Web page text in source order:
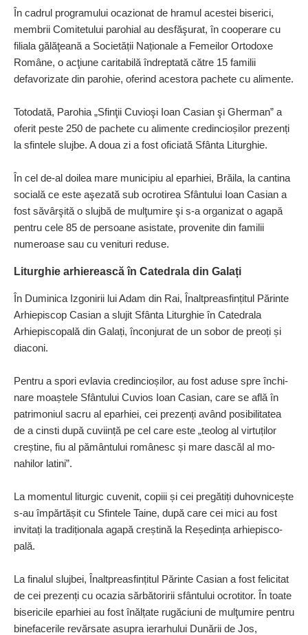
În cadrul programului ocazio­nat de hramul acestei biserici,
membrii Comitetului parohial au desfăşurat, în cooperare cu
filiala gălăţeană a Societății Naționale a Femeilor Ortodoxe
Române, o acţiune caritabilă îndreptată către 15 familii
defavorizate din parohie, oferind acestora pachete cu alimente.
Totodată, Parohia „Sfinţii Cu­vioşi Ioan Casian şi Gherman” a
oferit peste 250 de pachete cu ali­mente credincioșilor prezenți
la sfintele slujbe. A doua zi a fost oficiată Sfânta Li­turghie.
În cel de-al doilea mare municipiu al eparhiei, Brăila, la cantina
socială ce este aşezată sub ocrotirea Sfântului Ioan Casian a
fost săvârşită o slujbă de mul­ţumire şi s-a organizat o agapă
pentru cele 85 de persoane asistate, provenite din familii
numeroase sau cu venituri reduse.
Liturghie arhiereascăîn Catedrala din Galați
În Duminica Izgonirii lui Adam din Rai, Înaltpreasfințitul Părinte
Arhiepiscop Casian a slu­jit Sfânta Liturghie în Catedrala
Arhiepiscopală din Galați, înconjurat de un sobor de preoți și
diaconi.
Pentru a spori evlavia credin­cioșilor, au fost aduse spre în­chi­
nare moaștele Sfântului Cuvios Ioan Casian, care se află în
pa­trimoniul sacru al eparhiei, cei prezenți având posibilitatea
de a cinsti după cuviință pe cel care este „teolog al virtuților
creștine, fiu al pământului ro­mânesc și mare dascăl al mo­
nahilor latini”.
La momentul liturgic cuvenit, copiii și cei pregătiți duhovni­cește
s-au împărtășit cu Sfintele Taine, după care cei mici au fost
invitați la tradiționala agapă creștină la Reședința arhiepisco­
pală.
La finalul slujbei, Înaltprea­sfin­țitul Părinte Casian a fost felicitat
de cei prezenți cu ocazia sărbătoririi sfântului ocrotitor. În toate
bisericile epar­hiei au fost înălțate rugăciuni de mul­ţumire pentru
binefacerile revăr­sate asupra ierarhului Du­nării de Jos,